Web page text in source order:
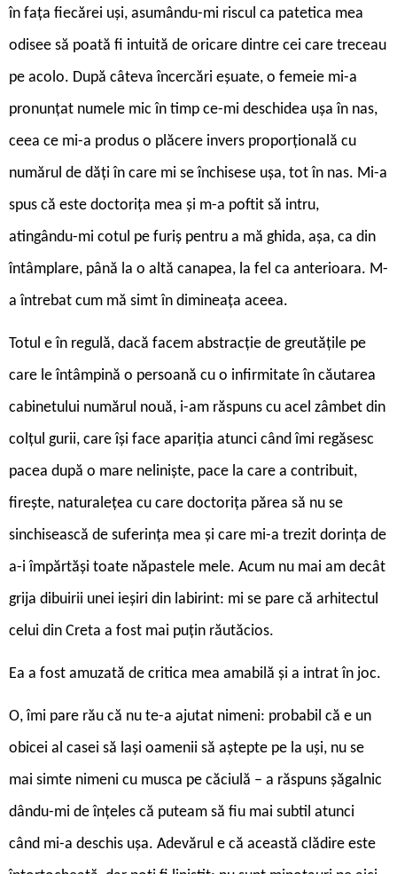
în fața fiecărei uși, asumându-mi riscul ca patetica mea
odisee să poată fi intuită de oricare dintre cei care treceau
pe acolo. După câteva încercări eșuate, o femeie mi-a
pronunțat numele mic în timp ce-mi deschidea ușa în nas,
ceea ce mi-a produs o plăcere invers proporțională cu
numărul de dăți în care mi se închisese ușa, tot în nas. Mi-a
spus că este doctorița mea și m-a poftit să intru,
atingându-mi cotul pe furiș pentru a mă ghida, așa, ca din
întâmplare, până la o altă canapea, la fel ca anterioara. M-
a întrebat cum mă simt în dimineața aceea.
Totul e în regulă, dacă facem abstracție de greutățile pe
care le întâmpină o persoană cu o infirmitate în căutarea
cabinetului numărul nouă, i-am răspuns cu acel zâmbet din
colțul gurii, care își face apariția atunci când îmi regăsesc
pacea după o mare neliniște, pace la care a contribuit,
firește, naturalețea cu care doctorița părea să nu se
sinchisească de suferința mea și care mi-a trezit dorința de
a-i împărtăși toate năpastele mele. Acum nu mai am decât
grija dibuirii unei ieșiri din labirint: mi se pare că arhitectul
celui din Creta a fost mai puțin răutăcios.
Ea a fost amuzată de critica mea amabilă și a intrat în joc.
O, îmi pare rău că nu te-a ajutat nimeni: probabil că e un
obicei al casei să lași oamenii să aștepte pe la uși, nu se
mai simte nimeni cu musca pe căciulă – a răspuns șăgalnic
dându-mi de înțeles că puteam să fiu mai subtil atunci
când mi-a deschis ușa. Adevărul e că această clădire este